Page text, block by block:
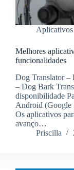
Aplicativos
Melhores
funcionalidades
Dog Translator –
– Dog Bark
disponibilidade
Android (Google
Os aplicativos
avanço…
Priscilla